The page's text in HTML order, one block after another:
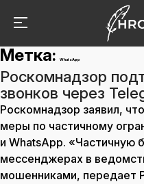
Метка: WhatsApp
Роскомнадзор
звонков через
Роскомнадзор заявил,
меры по частичному
и WhatsApp. «Частичную
мессенджерах в
мошенниками, передает